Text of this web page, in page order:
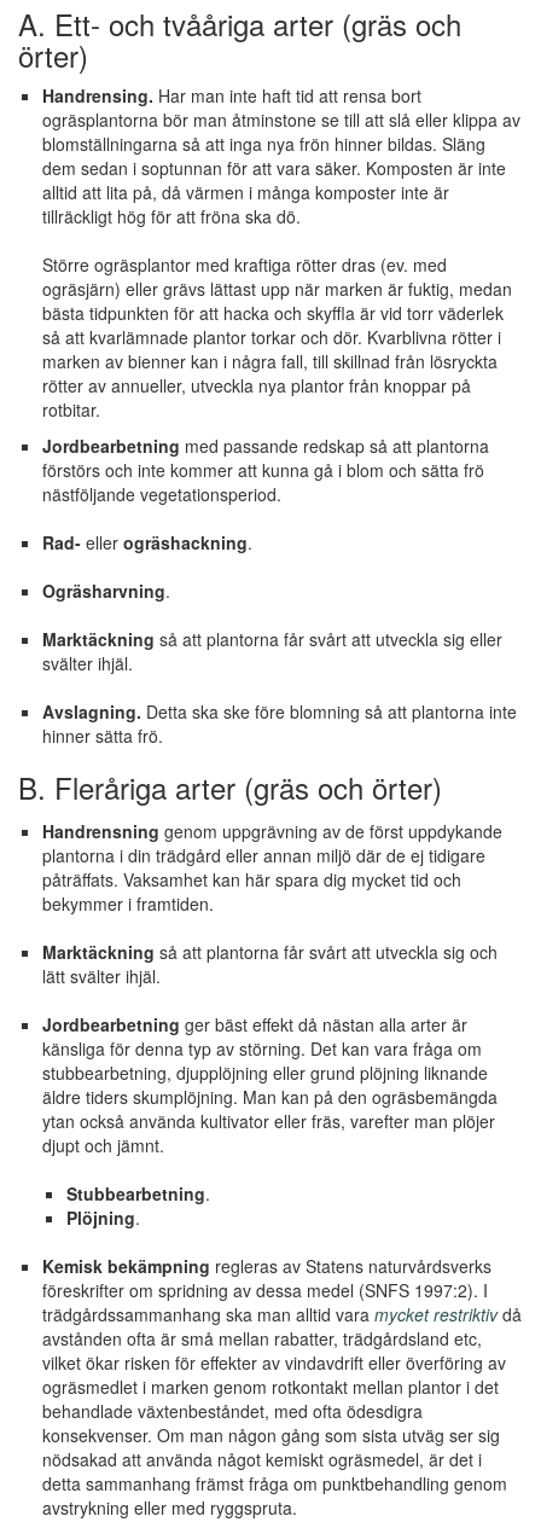
A. Ett- och tvååriga arter (gräs och
örter)
Handrensing. Har man inte haft tid att rensa bort
ogräsplantorna bör man åtminstone se till att slå eller klippa av
blomställningarna så att inga nya frön hinner bildas. Släng
dem sedan i soptunnan för att vara säker. Komposten är inte
alltid att lita på, då värmen i många komposter inte är
tillräckligt hög för att fröna ska dö.
Större ogräsplantor med kraftiga rötter dras (ev. med
ogräsjärn) eller grävs lättast upp när marken är fuktig, medan
bästa tidpunkten för att hacka och skyffla är vid torr väderlek
så att kvarlämnade plantor torkar och dör. Kvarblivna rötter i
marken av bienner kan i några fall, till skillnad från lösryckta
rötter av annueller, utveckla nya plantor från knoppar på
rotbitar.
Jordbearbetning med passande redskap så att plantorna
förstörs och inte kommer att kunna gå i blom och sätta frö
nästföljande vegetationsperiod.
Rad- eller ogräshackning.
Ogräsharvning.
Marktäckning så att plantorna får svårt att utveckla sig eller
svälter ihjäl.
Avslagning. Detta ska ske före blomning så att plantorna inte
hinner sätta frö.
B. Fleråriga arter (gräs och örter)
Handrensning genom uppgrävning av de först uppdykande
plantorna i din trädgård eller annan miljö där de ej tidigare
påträffats. Vaksamhet kan här spara dig mycket tid och
bekymmer i framtiden.
Marktäckning så att plantorna får svårt att utveckla sig och
lätt svälter ihjäl.
Jordbearbetning ger bäst effekt då nästan alla arter är
känsliga för denna typ av störning. Det kan vara fråga om
stubbearbetning, djupplöjning eller grund plöjning liknande
äldre tiders skumplöjning. Man kan på den ogräsbemängda
ytan också använda kultivator eller fräs, varefter man plöjer
djupt och jämnt.
Stubbearbetning.
Plöjning.
Kemisk bekämpning regleras av Statens naturvårdsverks
föreskrifter om spridning av dessa medel (SNFS 1997:2). I
trädgårdssammanhang ska man alltid vara mycket restriktivdå
avstånden ofta är små mellan rabatter, trädgårdsland etc,
vilket ökar risken för effekter av vindavdrift eller överföring av
ogräsmedlet i marken genom rotkontakt mellan plantor i det
behandlade växtenbeståndet, med ofta ödesdigra
konsekvenser. Om man någon gång som sista utväg ser sig
nödsakad att använda något kemiskt ogräsmedel, är det i
detta sammanhang främst fråga om punktbehandling genom
avstrykning eller med ryggspruta.